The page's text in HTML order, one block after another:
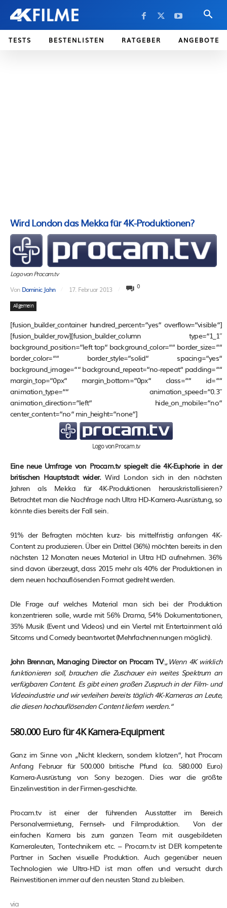
TESTS BESTENLISTEN RATGEBER ANGEBOTE
Wird London das Mekka für 4K-Produktionen?
Logo von Procam.tv
Von Dominic Jahn 17. Februar 2013 0
Allgemein
[fusion_builder_container hundred_percent=“yes“ overflow=“visible“]
[fusion_builder_row][fusion_builder_column type=“1_1″
background_position=“left top“ background_color=““ border_size=““
border_color=““ border_style=“solid“ spacing=“yes“
background_image=““ background_repeat=“no-repeat“ padding=““
margin_top=“0px“ margin_bottom=“0px“ class=““ id=““
animation_type=““ animation_speed=“0.3″
animation_direction=“left“ hide_on_mobile=“no“
center_content=“no“ min_height=“none“]
Logo von Procam.tv
Eine neue Umfrage von Procam.tv spiegelt die 4K-Euphorie in der
britischen Hauptstadt wider.Wird London sich in den nächsten
Jahren als Mekka für 4K-Produktionen herauskristallisieren?
Betrachtet man die Nachfrage nach Ultra HD-Kamera-Ausrüstung, so
könnte dies bereits der Fall sein.
91% der Befragten möchten kurz- bis mittelfristig anfangen 4K-
Content zu produzieren. Über ein Drittel (36%) möchten bereits in den
nächsten 12 Monaten neues Material in Ultra HD aufnehmen. 36%
sind davon überzeugt, dass 2015 mehr als 40% der Produktionen in
dem neuen hochauflösenden Format gedreht werden.
DIe Frage auf welches Material man sich bei der Produktion
konzentrieren solle, wurde mit 56% Drama, 54% Dokumentationen,
35% Musik (Event und Videos) und ein Viertel mit Entertainment alá
Sitcoms und Comedy beantwortet (Mehrfachnennungen möglich).
John Brennan, Managing Director on Procam TV:„Wenn 4K wirklich
funktionieren soll, brauchen die Zuschauer ein weites Spektrum an
verfügbaren Content. Es gibt einen großen Zuspruch in der Film- und
Videoindustrie und wir verleihen bereits täglich 4K-Kameras an Leute,
die diesen hochauflösenden Content liefern werden.“
580.000 Euro für 4K Kamera-Equipment
Ganz im Sinne von „Nicht kleckern, sondern klotzen“, hat Procam
Anfang Februar für 500.000 britische Pfund (ca. 580.000 Euro)
Kamera-Ausrüstung von Sony bezogen. Dies war die größte
Einzelinvestition in der Firmen-geschichte.
Procam.tv ist einer der führenden Ausstatter im Bereich
Personalvermietung, Fernseh- und Filmproduktion. Von der
einfachen Kamera bis zum ganzen Team mit ausgebildeten
Kameraleuten, Tontechnikern etc. – Procam.tv ist DER kompetente
Partner in Sachen visuelle Produktion. Auch gegenüber neuen
Technologien wie Ultra-HD ist man offen und versucht durch
Reinvestitionen immer auf den neusten Stand zu bleiben.
via